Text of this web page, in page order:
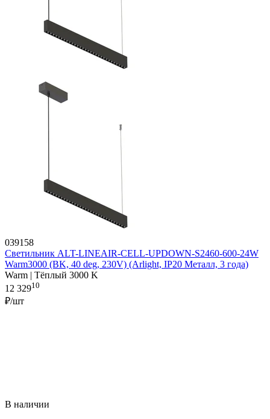
039158
Светильник ALT-LINEAIR-CELL-UPDOWN-S2460-600-24W
Warm3000 (BK, 40 deg, 230V) (Arlight, IP20 Металл, 3 года)
Warm | Тёплый 3000 K
12 32910
₽/шт
В наличии